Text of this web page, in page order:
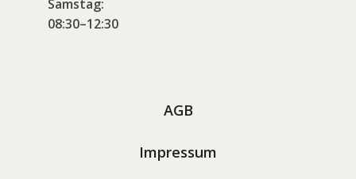
Samstag:
08:30–12:30
AGB
Impressum